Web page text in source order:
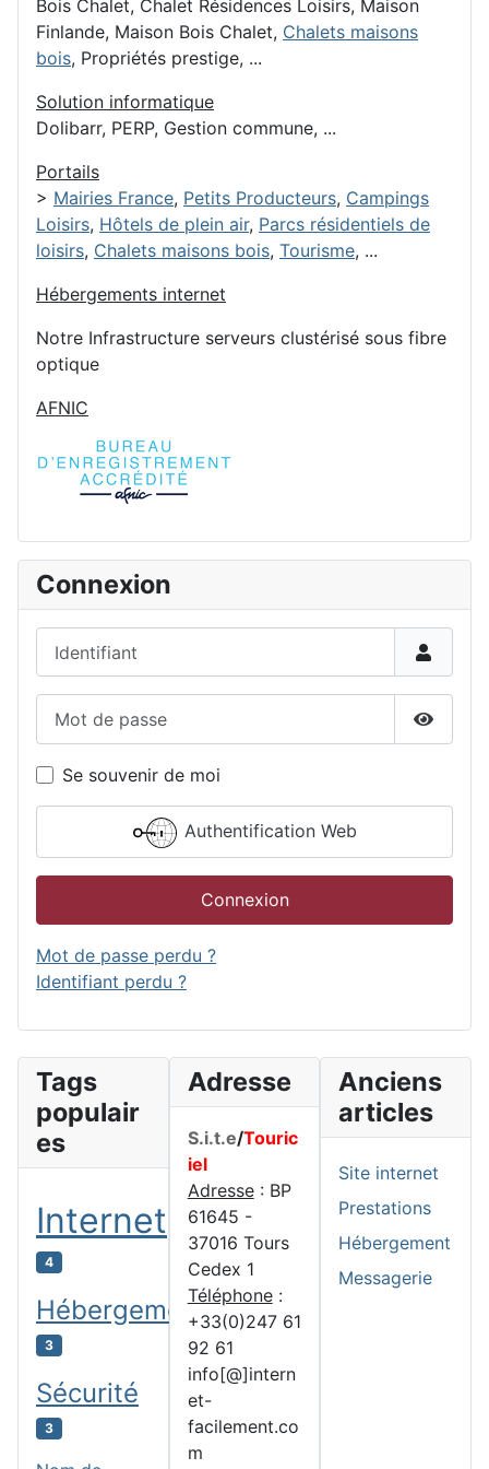
Bois Chalet, Chalet Résidences Loisirs, Maison
Finlande, Maison Bois Chalet, Chalets maisons
bois, Propriétés prestige, ...
Solution informatique
Dolibarr, PERP, Gestion commune, ...
Portails
> Mairies France, Petits Producteurs, Campings
Loisirs, Hôtels de plein air, Parcs résidentiels de
loisirs, Chalets maisons bois, Tourisme, ...
Hébergements internet
Notre Infrastructure serveurs clustérisé sous fibre
optique
AFNIC
Connexion
Se souvenir de moi
Authentification Web
Connexion
Mot de passe perdu ?
Identifiant perdu ?
Tags
populair
es
Internet
4
Hébergement
3
Sécurité
3
Adresse
S.i.t.e/Touric
iel
Adresse: BP
61645 -
37016 Tours
Cedex 1
Téléphone:
+33(0)247 61
92 61
info[@]intern
et-
facilement.co
m
Anciens
articles
Site internet
Prestations
Hébergement
Messagerie